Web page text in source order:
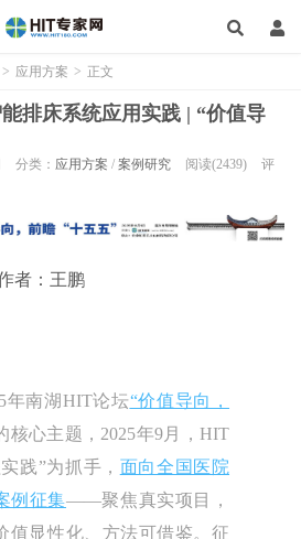
> 应用方案 > 正文
排床系统应用实践 | “价值导
分类： 应用方案 / 案例研究 阅读(2439)
评
者：王鹏
年南湖HIT论坛“价值导向，
核心主题，2025年9月，HIT
践”为抓手， 面向全国医院
例征集——聚焦真实项目，
值显性化、方法可借鉴。征